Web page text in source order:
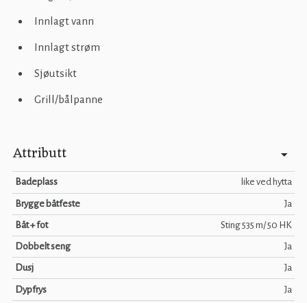
Innlagt vann
Innlagt strøm
Sjøutsikt
Grill/bålpanne
Attributt
Badeplass like ved hytta
Brygge båtfeste Ja
Båt + fot Sting 535 m/ 50 HK
Dobbelt seng Ja
Dusj Ja
Dypfrys Ja